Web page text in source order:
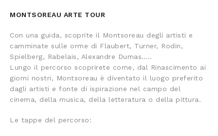
MONTSOREAU ARTE TOUR
Con una guida, scoprite il Montsoreau degli artisti e
camminate sulle orme di Flaubert, Turner, Rodin,
Spielberg, Rabelais, Alexandre Dumas…..
Lungo il percorso scoprirete come, dal Rinascimento ai
giorni nostri, Montsoreau è diventato il luogo preferito
dagli artisti e fonte di ispirazione nel campo del
cinema, della musica, della letteratura o della pittura.
Le tappe del percorso: